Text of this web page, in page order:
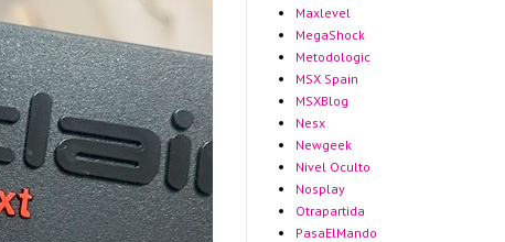
Maxlevel
MegaShock
Metodologic
MSX Spain
MSXBlog
Nesx
Newgeek
Nivel Oculto
Nosplay
Otrapartida
PasaElMando